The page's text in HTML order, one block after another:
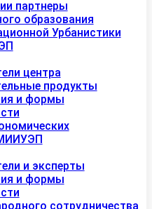
партнеры
образования
Урбанистики
центра
продукты
и формы
и эксперты
и формы
сотрудничества